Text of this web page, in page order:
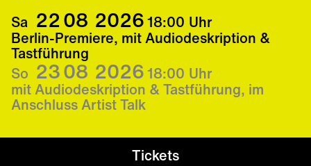
Sa 2208 202618:00 Uhr
Berlin-Premiere, mit Audiodeskription &
Tastführung
So 2308 202618:00 Uhr
mit Audiodeskription & Tastführung, im
Anschluss Artist Talk
Tickets